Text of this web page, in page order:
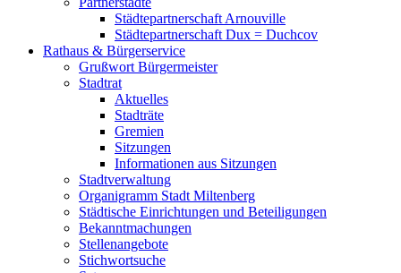
Städtepartnerschaft Arnouville
Städtepartnerschaft Dux = Duchcov
Rathaus & Bürgerservice
Grußwort Bürgermeister
Stadtrat
Aktuelles
Stadträte
Gremien
Sitzungen
Informationen aus Sitzungen
Stadtverwaltung
Organigramm Stadt Miltenberg
Städtische Einrichtungen und Beteiligungen
Bekanntmachungen
Stellenangebote
Stichwortsuche